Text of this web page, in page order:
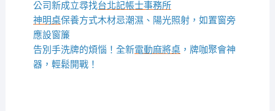
公司新成立尋找台北記帳士事務所
神明桌保養方式木材忌潮濕、陽光照射，如置窗旁
應設窗簾
告別手洗牌的煩惱！全新電動麻將桌，牌咖聚會神
器，輕鬆開戰！